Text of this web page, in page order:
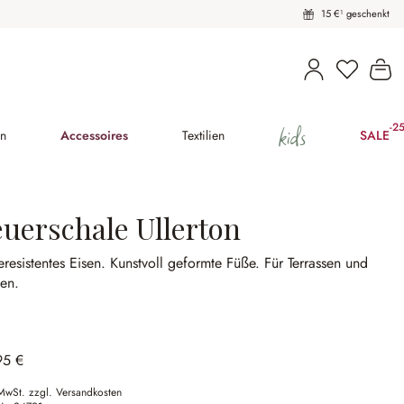
15 €¹ geschenkt
Du hast
Accessoires Textilien kids SALE-
Ullerton
Eisen. Kunstvoll geformte Füße. Für Terrassen und
€
zzgl. Versandkosten